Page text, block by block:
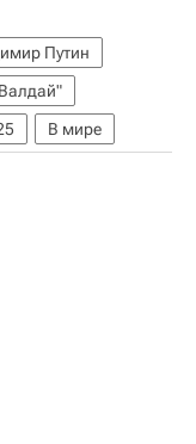
Путин
В мире